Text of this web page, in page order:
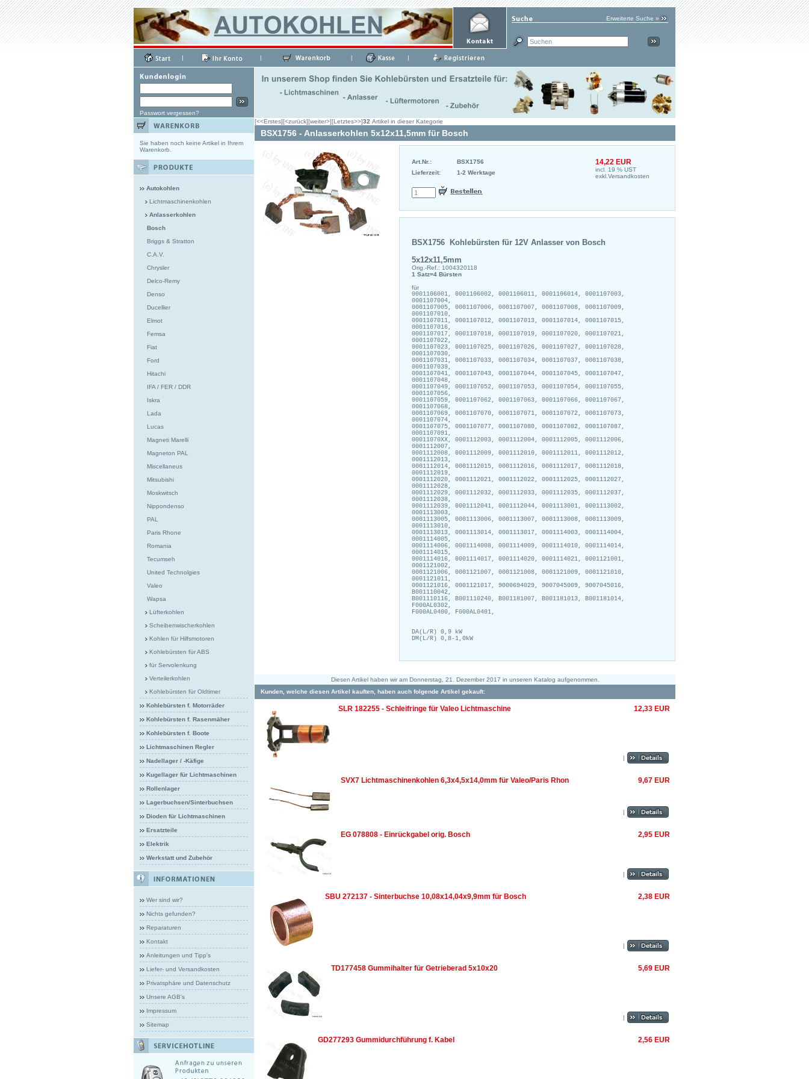
Erweiterte Suche »
| | | |
Passwort vergessen?
Sie haben noch keine Artikel in Ihrem
Warenkorb.
Autokohlen
Lichtmaschinenkohlen
Anlasserkohlen
Bosch
Briggs & Stratton
C.A.V.
Chrysler
Delco-Remy
Denso
Ducellier
Elmot
Femsa
Fiat
Ford
Hitachi
IFA / FER / DDR
Iskra
Lada
Lucas
Magneti Marelli
Magneton PAL
Miscellaneus
Mitsubishi
Moskwitsch
Nippondenso
PAL
Paris Rhone
Romania
Tecumseh
United Technolgies
Valeo
Wapsa
Lüfterkohlen
Scheibenwischerkohlen
Kohlen für Hilfsmotoren
Kohlebürsten für ABS
für Servolenkung
Verteilerkohlen
Kohlebürsten für Oldtimer
Kohlebürsten f. Motorräder
Kohlebürsten f. Rasenmäher
Kohlebürsten f. Boote
Lichtmaschinen Regler
Nadellager / -Käfige
Kugellager für Lichtmaschinen
Rollenlager
Lagerbuchsen/Sinterbuchsen
Dioden für Lichtmaschinen
Ersatzteile
Elektrik
Werkstatt und Zubehör
Wer sind wir?
Nichts gefunden?
Reparaturen
Kontakt
Anleitungen und Tipp's
Liefer- und Versandkosten
Privatsphäre und Datenschutz
Unsere AGB's
Impressum
Sitemap
[<<Erstes][<zurück][weiter>][Letztes>>]32 Artikel in dieser Kategorie
BSX1756 - Anlasserkohlen 5x12x11,5mm für Bosch
Art.Nr.: BSX1756 14,22 EUR
Lieferzeit: 1-2 Werktage
incl. 19 % UST
exkl. Versandkosten
BSX1756 Kohlebürsten für 12V Anlasser von Bosch
5x12x11,5mm
Orig.-Ref. : 1004320118
1 Satz=4 Bürsten
für
0001106001, 0001106002, 0001106011, 0001106014, 0001107003,
0001107004,
0001107005, 0001107006, 0001107007, 0001107008, 0001107009,
0001107010,
0001107011, 0001107012, 0001107013, 0001107014, 0001107015,
0001107016,
0001107017, 0001107018, 0001107019, 0001107020, 0001107021,
0001107022,
0001107023, 0001107025, 0001107026, 0001107027, 0001107028,
0001107030,
0001107031, 0001107033, 0001107034, 0001107037, 0001107038,
0001107039,
0001107041, 0001107043, 0001107044, 0001107045, 0001107047,
0001107048,
0001107049, 0001107052, 0001107053, 0001107054, 0001107055,
0001107056,
0001107059, 0001107062, 0001107063, 0001107066, 0001107067,
0001107068,
0001107069, 0001107070, 0001107071, 0001107072, 0001107073,
0001107074,
0001107075, 0001107077, 0001107080, 0001107082, 0001107087,
0001107091,
00011070XX, 0001112003, 0001112004, 0001112005, 0001112006,
0001112007,
0001112008, 0001112009, 0001112010, 0001112011, 0001112012,
0001112013,
0001112014, 0001112015, 0001112016, 0001112017, 0001112018,
0001112019,
0001112020, 0001112021, 0001112022, 0001112025, 0001112027,
0001112028,
0001112029, 0001112032, 0001112033, 0001112035, 0001112037,
0001112038,
0001112039, 0001112041, 0001112044, 0001113001, 0001113002,
0001113003,
0001113005, 0001113006, 0001113007, 0001113008, 0001113009,
0001113010,
0001113013, 0001113014, 0001113017, 0001114003, 0001114004,
0001114005,
0001114006, 0001114008, 0001114009, 0001114010, 0001114014,
0001114015,
0001114016, 0001114017, 0001114020, 0001114021, 0001121001,
0001121002,
0001121006, 0001121007, 0001121008, 0001121009, 0001121010,
0001121011,
0001121016, 0001121017, 9000694029, 9007045009, 9007045016,
B001110042,
B001110116, B001110240, B001181007, B001181013, B001181014,
F000AL0302,
F000AL0400, F000AL0401,
DA(L/R) 0,9 kW
DM(L/R) 0,8-1,0kW
Diesen Artikel haben wir am Donnerstag, 21. Dezember 2017 in unseren Katalog aufgenommen.
Kunden, welche diesen Artikel kauften, haben auch folgende Artikel gekauft:
SLR 182255 - Schleifringe für Valeo Lichtmaschine 12,33 EUR
|
SVX7 Lichtmaschinenkohlen 6,3x4,5x14,0mm für Valeo/Paris Rhon 9,67 EUR
|
EG 078808 - Einrückgabel orig. Bosch 2,95 EUR
|
SBU 272137 - Sinterbuchse 10,08x14,04x9,9mm für Bosch 2,38 EUR
|
TD177458 Gummihalter für Getrieberad 5x10x20 5,69 EUR
|
GD277293 Gummidurchführung f. Kabel 2,56 EUR